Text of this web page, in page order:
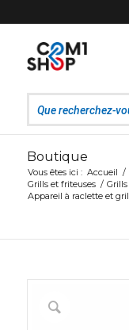
Boutique
Vous êtes ici : Accueil /
Grills et friteuses / Grills
Appareil à raclette et